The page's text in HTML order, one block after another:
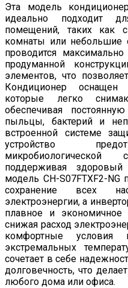
Эта модель
идеально подходит
помещений, таких как
комнаты или небольшие
проводится
продуманной
элементов, что
Кондиционер оснащен
которые легко
обеспечивая
пыльцы, бактерий и
встроенной системе
устройство
поддерживая
модель CH-S07FTXF2-NG
сохранение всех
электроэнергии, а
плавное и экономичное
снижая расход
комфортные
экстремальных
сочетает в себе
долговечность, что
любого дома или офиса.